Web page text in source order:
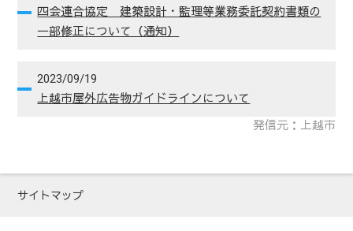
チラシ1
四会連合協定 建築設計・監理等業務委託契約書類の
一部修正について（通知）
2023/09/19
上越市屋外広告物ガイドラインについて
発信元：上越市
サイトマップ